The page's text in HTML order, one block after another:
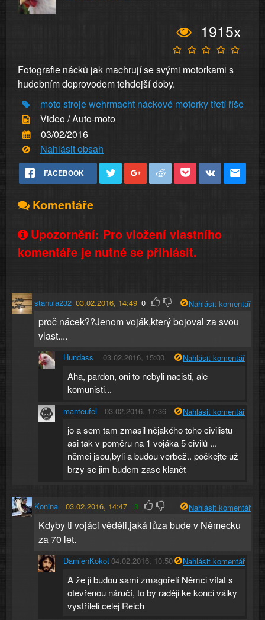
1915x
Fotografie nácků jak machrují se svými motorkami s
hudebním doprovodem tehdejší doby.
motostrojewehrmacht náckové motorkytřetíříše
Video / Auto-moto
03/02/2016
Nahlásit obsah
FACEBOOK
Komentáře
Upozornění: Pro vložení vlastního
komentáře je nutné se přihlásit.
stanula232 03.02.2016, 14:49 0 Nahlásit komentář
proč nácek??Jenom voják,který bojoval za svou
vlast....
Hundass 03.02.2016, 15:00 Nahlásit komentář
Aha, pardon, oni to nebyli nacisti, ale
komunisti...
manteufel 03.02.2016, 17:36 Nahlásit komentář
jo a sem tam zmasil nějakého toho civilistu
asi tak v poměru na 1 vojáka 5 civilů ...
němci jsou,byli a budou verbež.. počkejte už
brzy se jim budem zase klanět
Konina 03.02.2016, 14:47 3 Nahlásit komentář
Kdyby ti vojáci věděli,jaká lůza bude v Německu
za 70 let.
DamienKokot04.02.2016, 10:50 Nahlásit komentář
A že ji budou sami zmagořelí Němci vítat s
otevřenou náručí, to by raději ke konci války
vystříleli celej Reich